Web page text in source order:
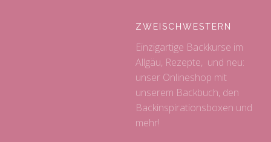
ZWEISCHWESTERN
Einzigartige Backkurse im
Allgäu, Rezepte, und neu:
unser Onlineshop mit
unserem Backbuch, den
Backinspirationsboxen und
mehr!